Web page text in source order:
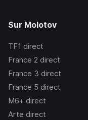
Sur Molotov
TF1 direct
France 2 direct
France 3 direct
France 5 direct
M6+ direct
Arte direct